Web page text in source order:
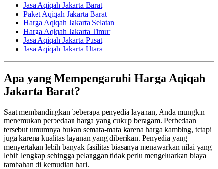
Jasa Aqiqah Jakarta Barat
Paket Aqiqah Jakarta Barat
Harga Aqiqah Jakarta Selatan
Harga Aqiqah Jakarta Timur
Jasa Aqiqah Jakarta Pusat
Jasa Aqiqah Jakarta Utara
Apa yang Mempengaruhi Harga Aqiqah
Jakarta Barat?
Saat membandingkan beberapa penyedia layanan, Anda mungkin
menemukan perbedaan harga yang cukup beragam. Perbedaan
tersebut umumnya bukan semata-mata karena harga kambing, tetapi
juga karena kualitas layanan yang diberikan. Penyedia yang
menyertakan lebih banyak fasilitas biasanya menawarkan nilai yang
lebih lengkap sehingga pelanggan tidak perlu mengeluarkan biaya
tambahan di kemudian hari.